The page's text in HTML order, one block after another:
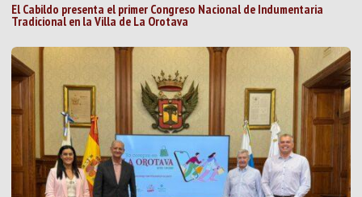
El Cabildo presenta el primer Congreso Nacional de Indumentaria
Tradicional en la Villa de La Orotava